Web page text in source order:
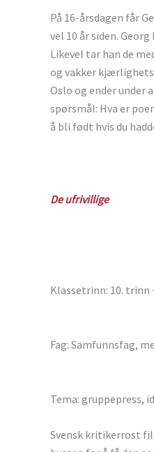
På 16-årsdagen får
vel 10 år siden.
Likevel tar han de
og vakker
Oslo og ender
spørsmål: Hva er
å bli født hvis du
De ufrivillige
Klassetrinn: 10. trinn
Fag: Samfunnsfag,
Tema:
Svensk kritikerrost